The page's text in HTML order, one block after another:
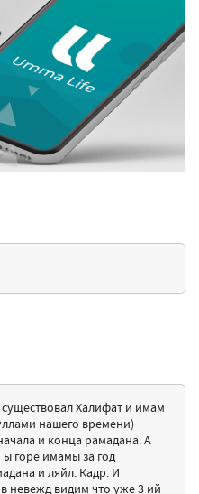
Халифат и имам
нашего времени)
и конца рамадана. А
горе имамы за год
и ляйл. Кадр. И
невежд видим что уже 3 ий